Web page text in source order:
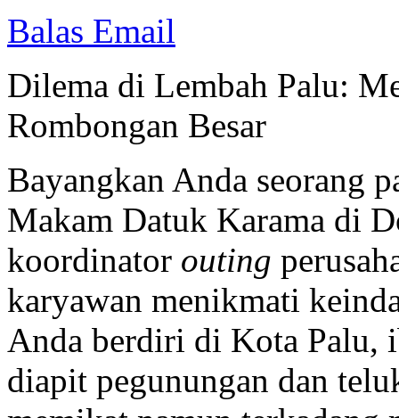
Balas Email
Dilema di Lembah Palu:
Rombongan Besar
Bayangkan Anda seorang
Makam Datuk Karama di
koordinator outing
karyawan menikmati
Anda berdiri di Kota Palu,
diapit pegunungan dan